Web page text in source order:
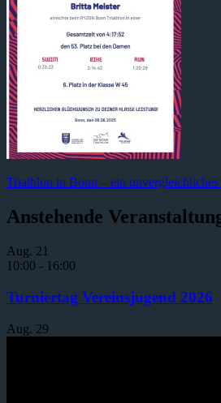
Beitragsnavigation
Vorheriger
Triathlon in Bonn – ein
Anstehende
Aug. 21
10:00 - 16:00
Turniertag Vereinsjugend 2026
Aug. 29